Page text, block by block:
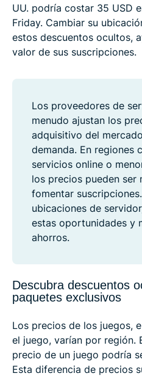
UU. podría costar 35 USD
Friday. Cambiar su
estos descuentos ocultos,
valor de sus suscripciones.
Los proveedores de
menudo ajustan los
adquisitivo del
demanda. En regiones
servicios online o
los precios pueden ser
fomentar
ubicaciones de
estas oportunidades y
ahorros.
Descubra descuentos
paquetes exclusivos
Los precios de los juegos,
el juego, varían por región.
precio de un juego podría
Esta diferencia de precios